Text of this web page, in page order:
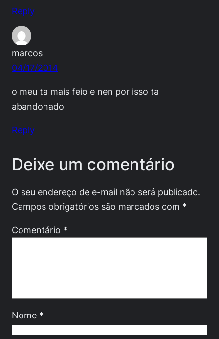
Reply
marcos
04/17/2014
o meu ta mais feio e nen por isso ta
abandonado
Reply
Deixe um comentário
O seu endereço de e-mail não será publicado.
Campos obrigatórios são marcados com *
Comentário *
Nome *